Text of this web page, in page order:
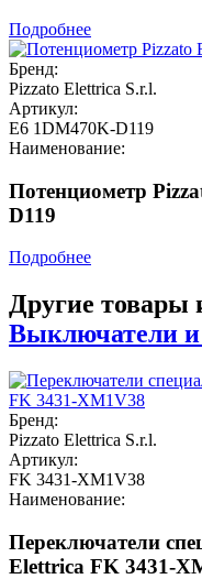
Подробнее
Бренд:
Pizzato Elettrica S.r.l.
Артикул:
E6 1DM470K-D119
Наименование:
Потенциометр
D119
Подробнее
Другие товары
Выключатели и
Бренд:
Pizzato Elettrica S.r.l.
Артикул:
FK 3431-XM1V38
Наименование:
Переключатели
Elettrica FK 3431-